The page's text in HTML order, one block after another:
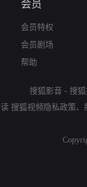
会员
会员特权
会员剧场
帮助
搜狐影音 - 搜
搜狐视频隐私政策、